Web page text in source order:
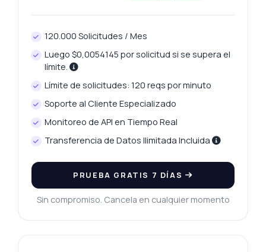
120.000 Solicitudes / Mes
Luego $0,0054145 por solicitud si se supera el
límite.
Límite de solicitudes: 120 reqs por minuto
Soporte al Cliente Especializado
Monitoreo de API en Tiempo Real
Transferencia de Datos Ilimitada Incluida
PRUEBA GRATIS 7 DÍAS
Sin compromiso. Cancela en cualquier momento